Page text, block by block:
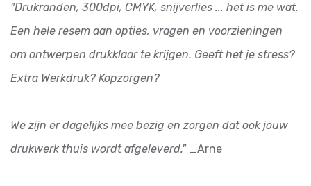
"Drukranden, 300dpi, CMYK, snijverlies ... het is me wat.
Een hele resem aan opties, vragen en voorzieningen
om ontwerpen drukklaar te krijgen. Geeft het je stress?
Extra Werkdruk? Kopzorgen?
We zijn er dagelijks mee bezig en zorgen dat ook jouw
drukwerk thuis wordt afgeleverd."_Arne